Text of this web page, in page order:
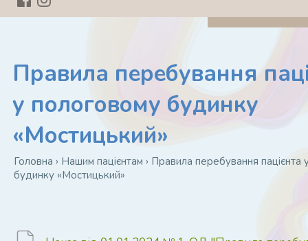
Правила перебування
у пологовому будинку
«Мостицький»
Головна › Нашим пацієнтам › Правила перебування пацієнта
будинку «Мостицький»